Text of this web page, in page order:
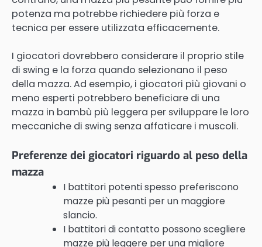
potenza ma potrebbe richiedere più forza e
tecnica per essere utilizzata efficacemente.
I giocatori dovrebbero considerare il proprio stile
di swing e la forza quando selezionano il peso
della mazza. Ad esempio, i giocatori più giovani o
meno esperti potrebbero beneficiare di una
mazza in bambù più leggera per sviluppare le loro
meccaniche di swing senza affaticare i muscoli.
Preferenze dei giocatori riguardo al peso della
mazza
I battitori potenti spesso preferiscono
mazze più pesanti per un maggiore
slancio.
I battitori di contatto possono scegliere
mazze più leggere per una migliore